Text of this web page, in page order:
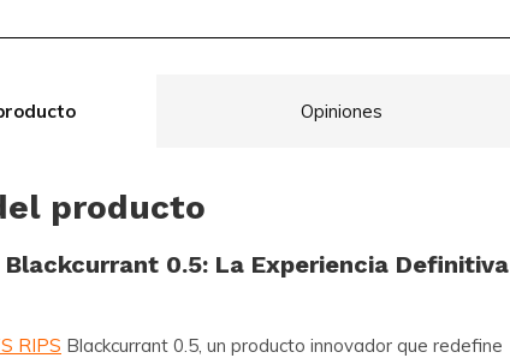
Opiniones
producto
Blackcurrant 0.5: La Experiencia Definitiva
RIPS Blackcurrant 0.5, un producto innovador que redefine